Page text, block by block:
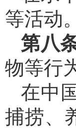
等活动。
第八
物等行
在中
捕捞、